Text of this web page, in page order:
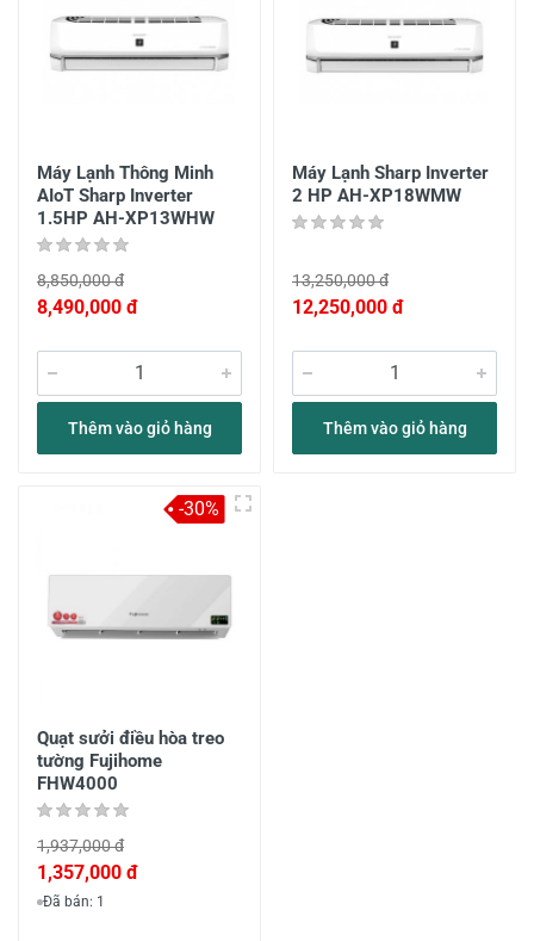
Máy Lạnh Thông Minh
AIoT Sharp Inverter
1.5HP AH-XP13WHW
8,850,000 đ
8,490,000 đ
Thêm vào giỏ hàng
Máy Lạnh Sharp Inverter
2 HP AH-XP18WMW
13,250,000 đ
12,250,000 đ
Thêm vào giỏ hàng
Quạt sưởi điều hòa treo
tường Fujihome
FHW4000
1,937,000 đ
1,357,000 đ
Đã bán: 1
-30%